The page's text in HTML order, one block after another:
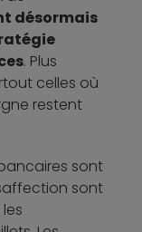
désormais
. Plus
celles où
restent
sont
sont